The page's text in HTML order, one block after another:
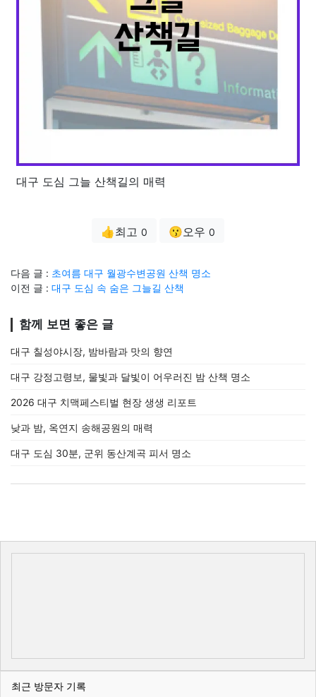
대구 도심 그늘 산책길의 매력
👍최고 0 😗오우 0
다음 글 : 초여름 대구 월광수변공원 산책 명소
이전 글 : 대구 도심 속 숨은 그늘길 산책
함께 보면 좋은 글
대구 칠성야시장, 밤바람과 맛의 향연
대구 강정고령보, 물빛과 달빛이 어우러진 밤 산책 명소
2026 대구 치맥페스티벌 현장 생생 리포트
낮과 밤, 옥연지 송해공원의 매력
대구 도심 30분, 군위 동산계곡 피서 명소
최근 방문자 기록